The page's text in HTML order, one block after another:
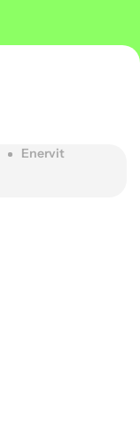
Enervit